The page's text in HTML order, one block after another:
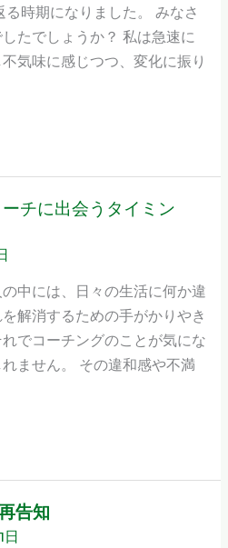
時期になりました。 みなさ
たでしょうか？ 私は急速に
気味に感じつつ、変化に振り
チに出会うタイミン
中には、日々の生活に何か違
解消するための手がかりやき
でコーチングのことが気にな
ません。 その違和感や不満
告知
日